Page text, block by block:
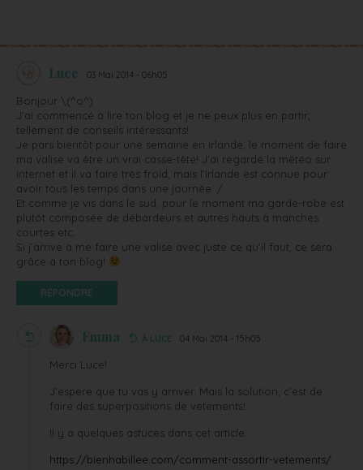
Luce 03 Mai 2014 - 06h05
Bonjour \(^o^)
J’ai commencé à lire ton blog et je ne peux plus en partir,
tellement de conseils intéressants!
Je pars bientôt pour une semaine en Irlande, le moment de faire
ma valise va être un vrai casse-tête! J’ai regardé la météo sur
internet et il va faire très froid, mais l’Irlande est connue pour
avoir tous les temps dans une journée :/
Et comme je vis dans le sud, pour le moment ma garde-robe est
plutôt composée de débardeurs et autres hauts à manches
courtes etc..
Si j’arrive à me faire une valise avec juste ce qu’il faut, ce sera
grâce à ton blog!
RÉPONDRE
Emma À LUCE 04 Mai 2014 - 15h05
Merci Luce!
J’espère que tu vas y arriver. Mais la solution, c’est de
faire des superpositions de vetements!
Il y a quelques astuces dans cet article:
https://bienhabillee.com/comment-assortir-vetements/